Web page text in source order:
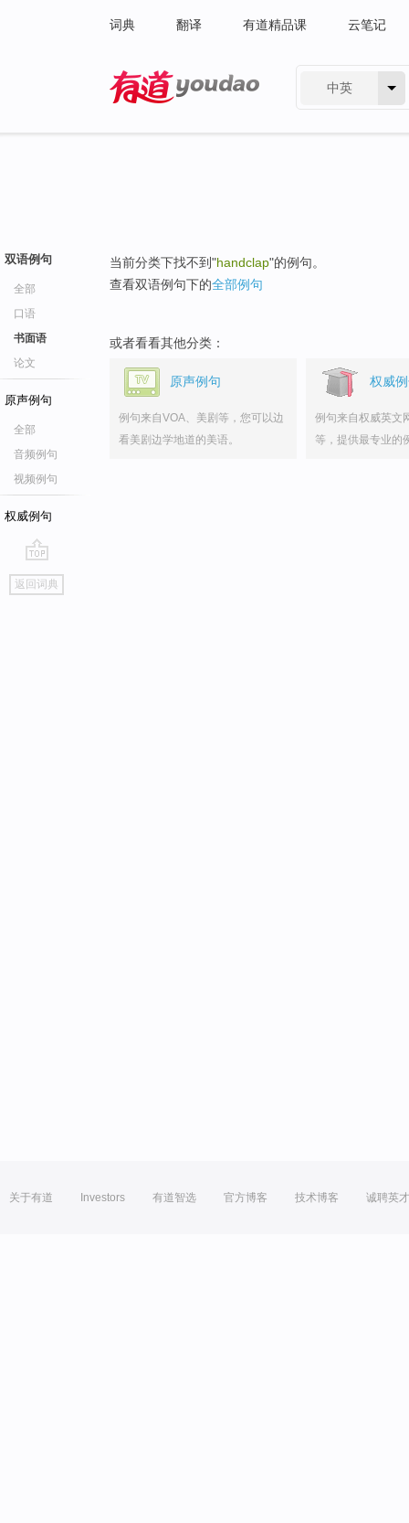
词典 翻译 有道精品课 云笔记
中英
双语例句
全部
口语
书面语
论文
原声例句
全部
音频例句
视频例句
权威例句
go
top
返回词典
当前分类下找不到"handclap"的例句。
查看双语例句下的全部例句
或者看看其他分类：
原声例句
例句来自VOA、美剧等，您可以边
看美剧边学地道的美语。
权威
例句来自权威英文
等，提供最专业的
关于有道 Investors 有道智选 官方博客 技术博客 诚聘英才